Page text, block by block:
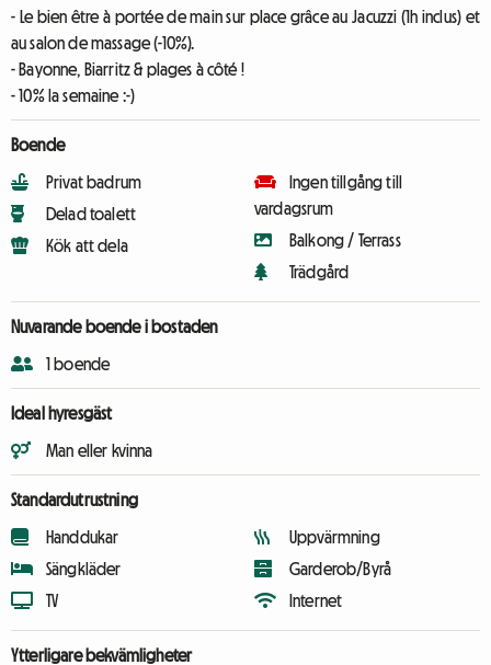
- Le bien être à portée de main sur place grâce au Jacuzzi (1h inclus) et
au salon de massage (-10%).
- Bayonne, Biarritz & plages à côté !
- 10% la semaine :-)
Boende
Privat badrum
Delad toalett
Kök att dela
Ingen tillgång till
vardagsrum
Balkong / Terrass
Trädgård
Nuvarande boende i bostaden
1 boende
Ideal hyresgäst
Man eller kvinna
Standardutrustning
Handdukar
Sängkläder
TV
Uppvärmning
Garderob/Byrå
Internet
Ytterligare bekvämligheter